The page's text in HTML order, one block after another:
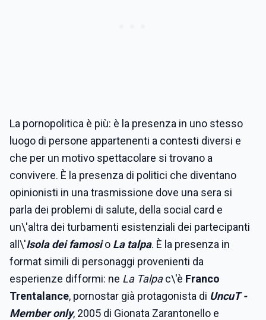
La pornopolitica è più: è la presenza in uno stesso
luogo di persone appartenenti a contesti diversi e
che per un motivo spettacolare si trovano a
convivere. È la presenza di politici che diventano
opinionisti in una trasmissione dove una sera si
parla dei problemi di salute, della social card e
un\'altra dei turbamenti esistenziali dei partecipanti
all\'Isola dei famosio La talpa. È la presenza in
format simili di personaggi provenienti da
esperienze difformi: ne La Talpac\'è Franco
Trentalance, pornostar già protagonista di UncuT -
Member only, 2005 di Gionata Zarantonello e